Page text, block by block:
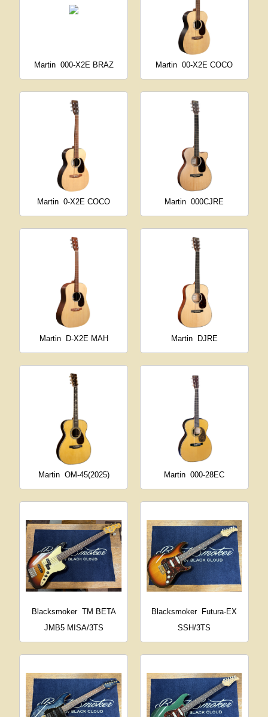
Martin 000-X2E BRAZ Martin 00-X2E COCO
Martin 0-X2E COCO Martin 000CJRE
Martin D-X2E MAH Martin DJRE
Martin OM-45(2025) Martin 000-28EC
Blacksmoker TM BETA
JMB5 MISA/3TS
Blacksmoker
Futura-EX
SSH/3TS